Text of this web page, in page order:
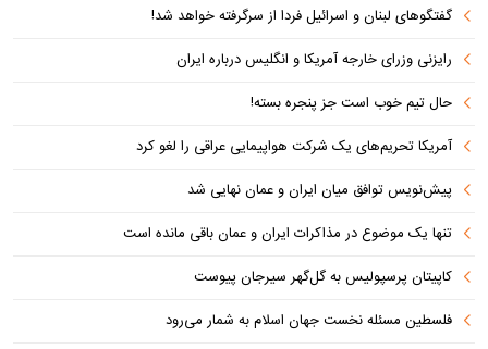
گفتگوهای لبنان و اسرائیل فردا از سرگرفته خواهد شد!
رایزنی وزرای خارجه آمریکا و انگلیس درباره ایران
حال تیم خوب است جز پنجره بسته!
آمریکا تحریم‌های یک شرکت هواپیمایی عراقی را لغو کرد
پیش‌نویس توافق میان ایران و عمان نهایی شد
تنها یک موضوع در مذاکرات ایران و عمان باقی مانده است
کاپیتان پرسپولیس به گل‌گهر سیرجان پیوست
فلسطین مسئله نخست جهان اسلام به شمار می‌رود